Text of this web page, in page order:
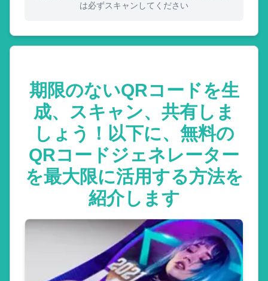
は必ずスキャンしてください
期限のないQRコードを生
成、スキャン、共有しま
しょう！以下に、無料の
QRコードジェネレーター
を最大限に活用する方法を
紹介します